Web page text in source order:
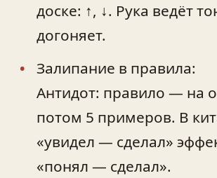
доске: ↑, ↓. Рука ведёт
догоняет.
Залипание в правила:
Антидот: правило — на
потом 5 примеров. В
«увидел — сделал»
«понял — сделал».